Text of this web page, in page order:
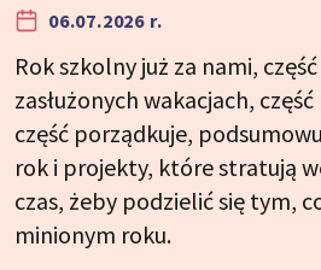
06.07.2026 r.
Rok szkolny już za nami,
zasłużonych wakacjach,
część porządkuje,
rok i projekty, które stratują
czas, żeby podzielić się tym,
minionym roku.